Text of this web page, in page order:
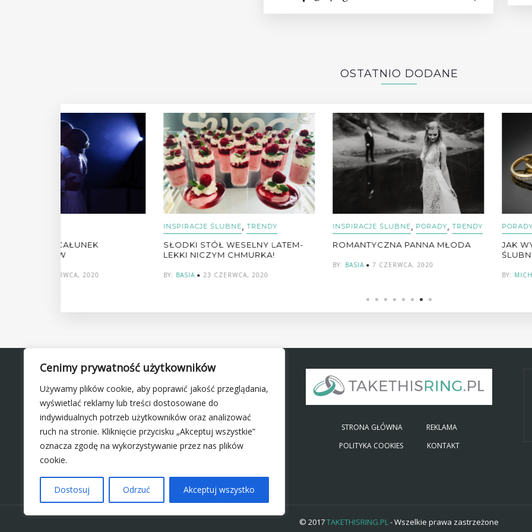
Cenimy prywatność użytkowników
Używamy plików cookie, aby poprawić jakość przeglądania,
wyświetlać reklamy lub treści dostosowane do
indywidualnych potrzeb użytkowników oraz analizować
ruch na stronie. Kliknięcie przycisku „Akceptuj wszystkie”
oznacza zgodę na wykorzystywanie przez nas plików
cookie.
Dostosuj Odrzuć Akceptuj wszystko
OSTATNIO DODANE
TRENDY
SŁODKI STÓŁ WESELNY LATEM-
LEKKI NICZYM CHMURKA!
BY: BASIA 23 CZERWCA, 2020
INSPIRACJE ŚLUBNE PORADY,TRENDY
ROMANTYCZNA PANNA MŁODA
7 CZERWCA, 2020
PORADY
JAK WYBRAĆ IDEALNE
14 SIERPNIA, 2024
NASZ PORTAL
Portal ślubny Internetowe Targi Ślubne to miejsce, gdzie
narzeczeni w prosty sposób wyszukają niezbędne do
organizacji ślubu i wesela produkty i usługi.
STRONA GŁÓWNA
REKLAMA
POLITYKA COOKIES
KONTAKT
© 2017TAKETHISRING.PL- Wszelkie prawa zastrzeżone